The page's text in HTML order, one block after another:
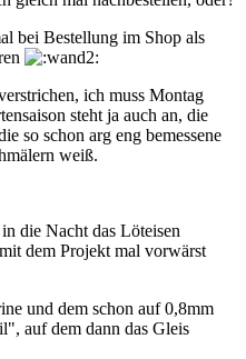
bei Bestellung im Shop als
ich muss Montag
steht ja auch an, die
so schon arg eng bemessene
weiß.
die Nacht das Löteisen
dem Projekt mal vorwärst
und dem schon auf 0,8mm
auf dem dann das Gleis